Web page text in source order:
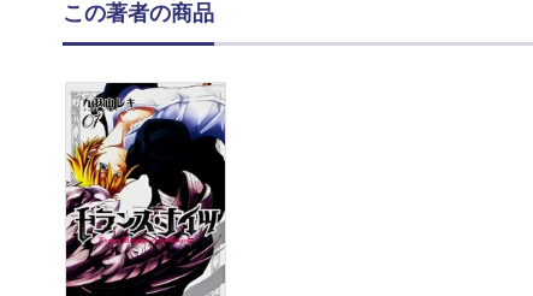
この著者の商品